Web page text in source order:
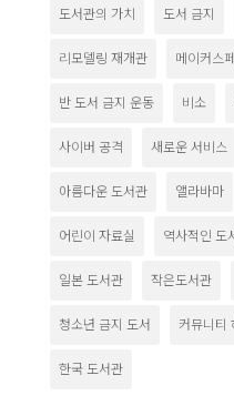
도서관의 가치 도서 금지
리모델링 재개관 메이커스
반 도서 금지 운동 비소
사이버 공격 새로운 서비스
아름다운 도서관 앨라바마
어린이 자료실 역사적인 도
일본 도서관 작은도서관
청소년 금지 도서 커뮤니티
한국 도서관